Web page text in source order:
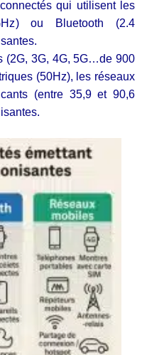
qui utilisent les
ou Bluetooth (2.4
(2G, 3G, 4G, 5G…de 900
(50Hz), les réseaux
(entre 35,9 et 90,6